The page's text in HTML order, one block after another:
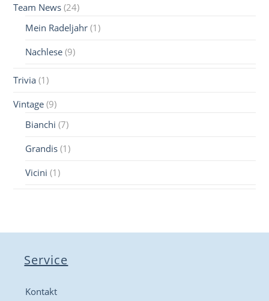
Team News (24)
Mein Radeljahr (1)
Nachlese (9)
Trivia (1)
Vintage (9)
Bianchi (7)
Grandis (1)
Vicini (1)
Service
Kontakt